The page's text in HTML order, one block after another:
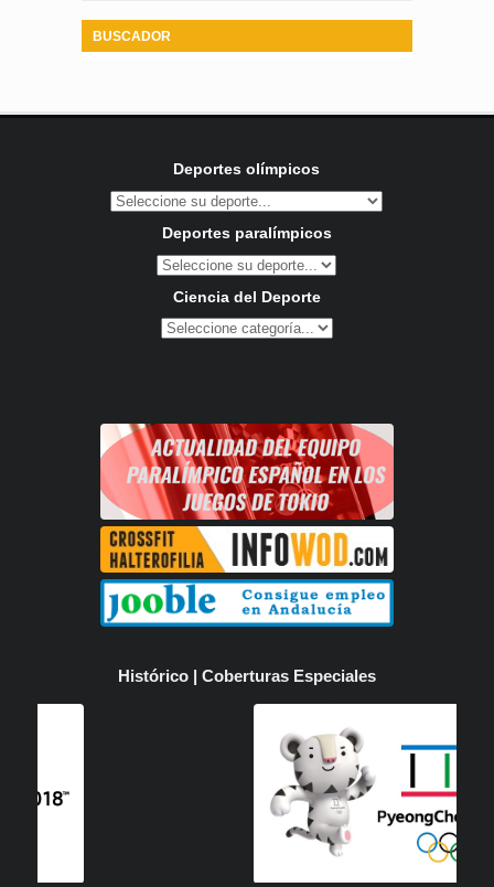
BUSCADOR
Deportes olímpicos
Deportes paralímpicos
Ciencia del Deporte
Histórico | Coberturas Especiales